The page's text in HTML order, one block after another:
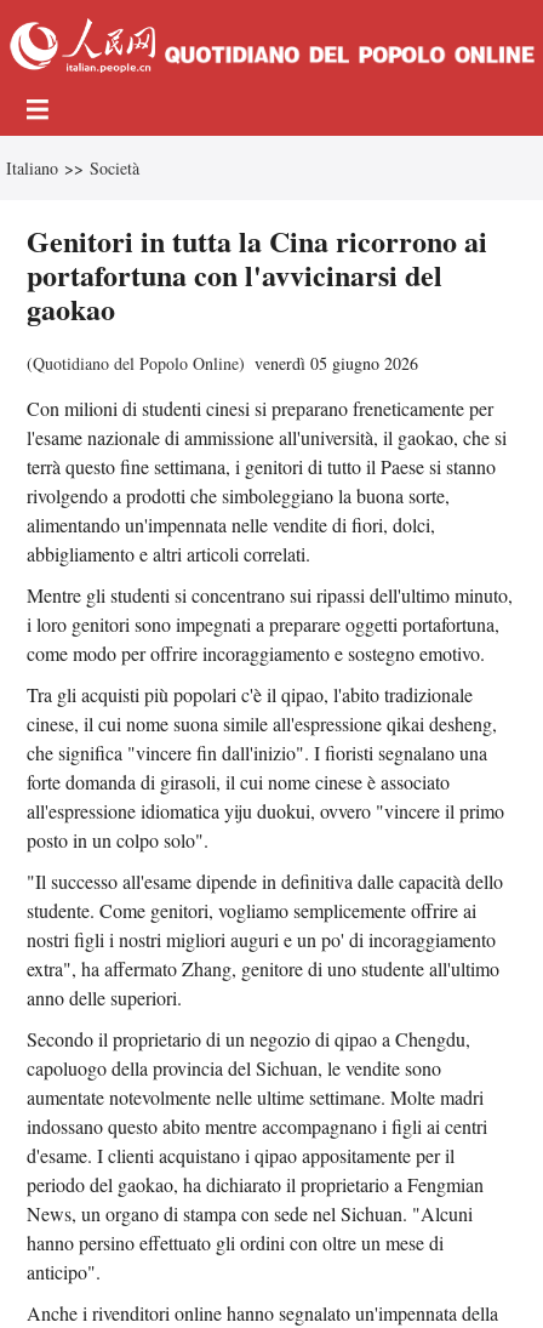
Italiano >> Società
Genitori in tutta la Cina ricorrono ai
portafortuna con l'avvicinarsi del
gaokao
(Quotidiano del Popolo Online) venerdì 05 giugno 2026
Con milioni di studenti cinesi si preparano freneticamente per
l'esame nazionale di ammissione all'università, il gaokao, che si
terrà questo fine settimana, i genitori di tutto il Paese si stanno
rivolgendo a prodotti che simboleggiano la buona sorte,
alimentando un'impennata nelle vendite di fiori, dolci,
abbigliamento e altri articoli correlati.
Mentre gli studenti si concentrano sui ripassi dell'ultimo minuto,
i loro genitori sono impegnati a preparare oggetti portafortuna,
come modo per offrire incoraggiamento e sostegno emotivo.
Tra gli acquisti più popolari c'è il qipao, l'abito tradizionale
cinese, il cui nome suona simile all'espressione qikai desheng,
che significa "vincere fin dall'inizio". I fioristi segnalano una
forte domanda di girasoli, il cui nome cinese è associato
all'espressione idiomatica yiju duokui, ovvero "vincere il primo
posto in un colpo solo".
"Il successo all'esame dipende in definitiva dalle capacità dello
studente. Come genitori, vogliamo semplicemente offrire ai
nostri figli i nostri migliori auguri e un po' di incoraggiamento
extra", ha affermato Zhang, genitore di uno studente all'ultimo
anno delle superiori.
Secondo il proprietario di un negozio di qipao a Chengdu,
capoluogo della provincia del Sichuan, le vendite sono
aumentate notevolmente nelle ultime settimane. Molte madri
indossano questo abito mentre accompagnano i figli ai centri
d'esame. I clienti acquistano i qipao appositamente per il
periodo del gaokao, ha dichiarato il proprietario a Fengmian
News, un organo di stampa con sede nel Sichuan. "Alcuni
hanno persino effettuato gli ordini con oltre un mese di
anticipo".
Anche i rivenditori online hanno segnalato un'impennata della